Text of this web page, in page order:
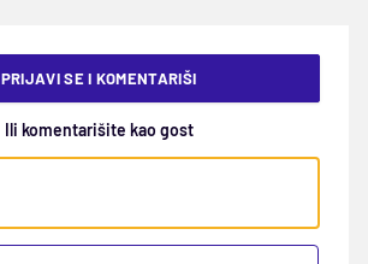
PRIJAVI SE I KOMENTARIŠI
Ili komentarišite kao gost